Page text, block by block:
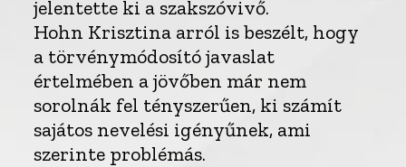
jelentette ki a szakszóvivő.
Hohn Krisztina arról is beszélt, hogy
a törvénymódosító javaslat
értelmében a jövőben már nem
sorolnák fel tényszerűen, ki számít
sajátos nevelési igényűnek, ami
szerinte problémás.